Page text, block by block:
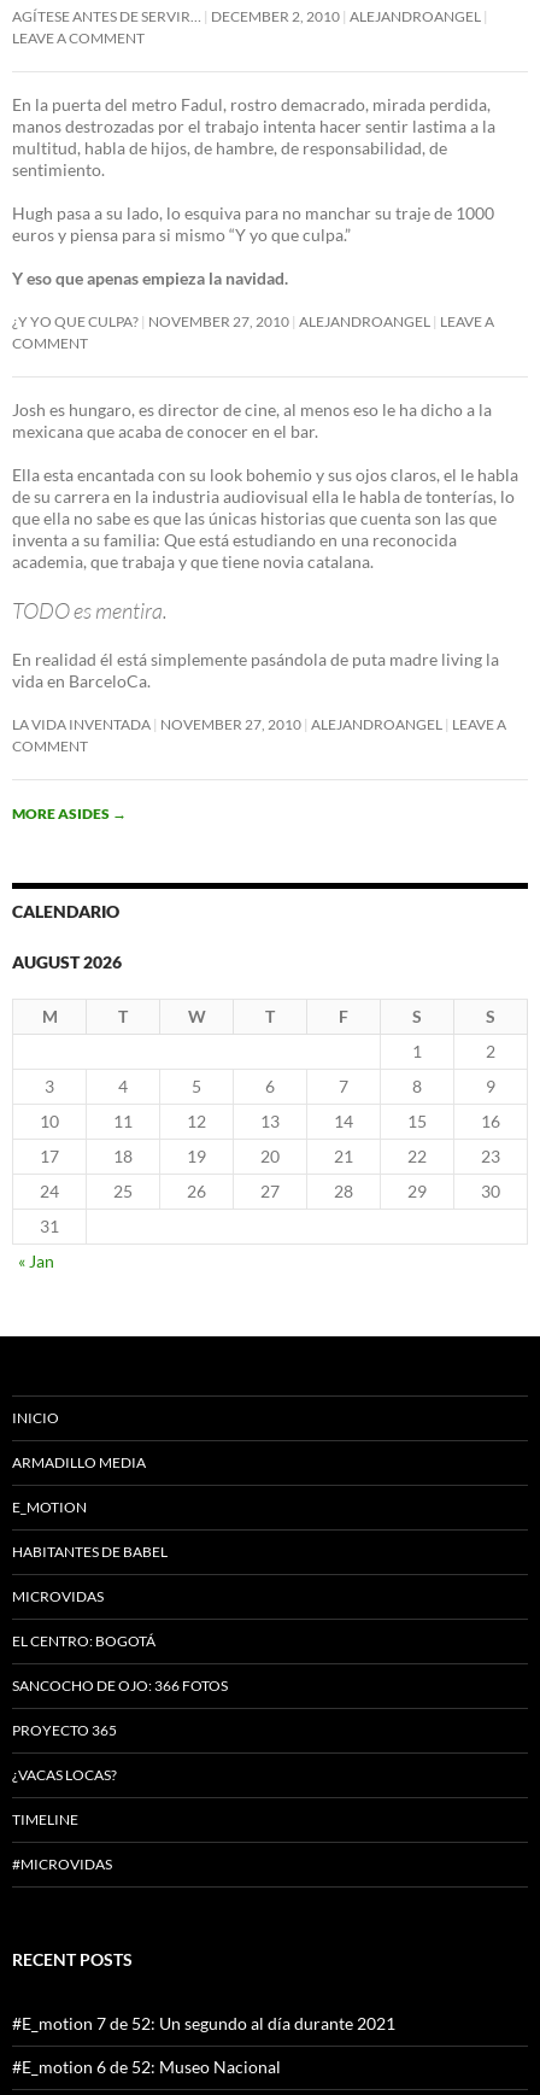
AGÍTESE ANTES DE SERVIR… DECEMBER 2, 2010 ALEJANDROANGEL
LEAVE A COMMENT
En la puerta del metro Fadul, rostro demacrado, mirada perdida,
manos destrozadas por el trabajo intenta hacer sentir lastima a la
multitud, habla de hijos, de hambre, de responsabilidad, de
sentimiento.
Hugh pasa a su lado, lo esquiva para no manchar su traje de 1000
euros y piensa para si mismo “Y yo que culpa.”
Y eso que apenas empieza la navidad.
¿Y YO QUE CULPA? NOVEMBER 27, 2010 ALEJANDROANGEL
LEAVE A
COMMENT
Josh es hungaro, es director de cine, al menos eso le ha dicho a la
mexicana que acaba de conocer en el bar.
Ella esta encantada con su look bohemio y sus ojos claros, el le habla
de su carrera en la industria audiovisual ella le habla de tonterías, lo
que ella no sabe es que las únicas historias que cuenta son las que
inventa a su familia: Que está estudiando en una reconocida
academia, que trabaja y que tiene novia catalana.
TODO es mentira.
En realidad él está simplemente pasándola de puta madre living la
vida en BarceloCa.
LA VIDA INVENTADA NOVEMBER 27, 2010 ALEJANDROANGEL
LEAVE A
COMMENT
MORE ASIDES →
CALENDARIO
AUGUST 2026
M T W T F S
S
1
2
3
4 5 6 7 8
9
10
11 12 13 14 15
16
17
18 19 20 21 22
23
24
25 26 27 28 29
30
31
« Jan
INICIO
ARMADILLO MEDIA
E_MOTION
HABITANTES DE BABEL
MICROVIDAS
EL CENTRO: BOGOTÁ
SANCOCHO DE OJO: 366 FOTOS
PROYECTO 365
¿VACAS LOCAS?
TIMELINE
#MICROVIDAS
RECENT POSTS
#E_motion 7 de 52: Un segundo al día durante 2021
#E_motion 6 de 52: Museo Nacional